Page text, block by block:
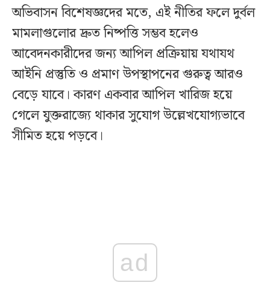
অভিবাসন বিশেষজ্ঞদের মতে, এই নীতির ফলে দুর্বল
মামলাগুলোর দ্রুত নিষ্পত্তি সম্ভব হলেও
আবেদনকারীদের জন্য আপিল প্রক্রিয়ায় যথাযথ
আইনি প্রস্তুতি ও প্রমাণ উপস্থাপনের গুরুত্ব আরও
বেড়ে যাবে। কারণ একবার আপিল খারিজ হয়ে
গেলে যুক্তরাজ্যে থাকার সুযোগ উল্লেখযোগ্যভাবে
সীমিত হয়ে পড়বে।
ad